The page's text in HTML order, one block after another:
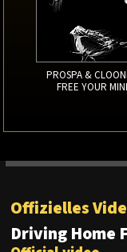
PROSPA &
FREE YOUR
Offizielles
Driving Home